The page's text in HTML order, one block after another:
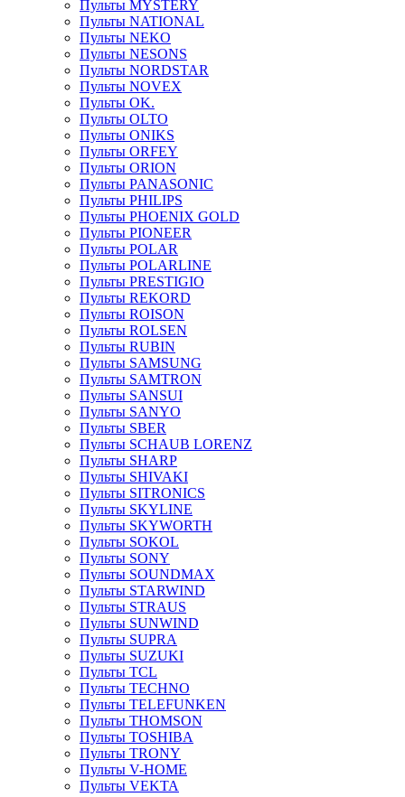
Пульты MYSTERY
Пульты NATIONAL
Пульты NEKO
Пульты NESONS
Пульты NORDSTAR
Пульты NOVEX
Пульты OK.
Пульты OLTO
Пульты ONIKS
Пульты ORFEY
Пульты ORION
Пульты PANASONIC
Пульты PHILIPS
Пульты PHOENIX GOLD
Пульты PIONEER
Пульты POLAR
Пульты POLARLINE
Пульты PRESTIGIO
Пульты REKORD
Пульты ROISON
Пульты ROLSEN
Пульты RUBIN
Пульты SAMSUNG
Пульты SAMTRON
Пульты SANSUI
Пульты SANYO
Пульты SBER
Пульты SCHAUB LORENZ
Пульты SHARP
Пульты SHIVAKI
Пульты SITRONICS
Пульты SKYLINE
Пульты SKYWORTH
Пульты SOKOL
Пульты SONY
Пульты SOUNDMAX
Пульты STARWIND
Пульты STRAUS
Пульты SUNWIND
Пульты SUPRA
Пульты SUZUKI
Пульты TCL
Пульты TECHNO
Пульты TELEFUNKEN
Пульты THOMSON
Пульты TOSHIBA
Пульты TRONY
Пульты V-HOME
Пульты VEKTA